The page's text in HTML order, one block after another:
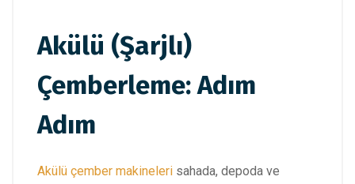
Akülü (Şarjlı)
Çemberleme: Adım
Adım
Akülü çember makineleri sahada, depoda ve